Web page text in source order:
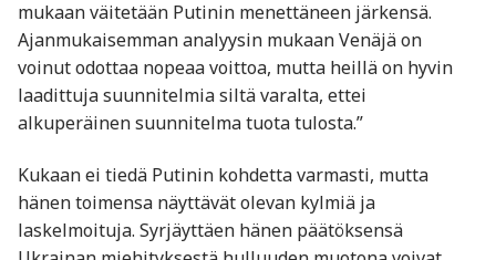
mukaan väitetään Putinin menettäneen järkensä.
Ajanmukaisemman analyysin mukaan Venäjä on
voinut odottaa nopeaa voittoa, mutta heillä on hyvin
laadittuja suunnitelmia siltä varalta, ettei
alkuperäinen suunnitelma tuota tulosta.”
Kukaan ei tiedä Putinin kohdetta varmasti, mutta
hänen toimensa näyttävät olevan kylmiä ja
laskelmoituja. Syrjäyttäen hänen päätöksensä